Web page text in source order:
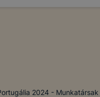
2024 - Munkatársak